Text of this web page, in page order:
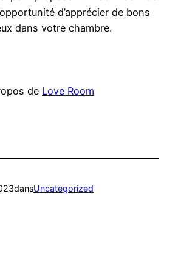
d’apprécier de bons
dans votre chambre.
de Love Room
dansUncategorized